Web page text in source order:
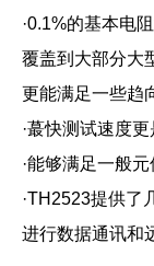
·0.1%的基本电
覆盖到大部分大
更能满足一些趋
·蕞快测试速度
·能够满足一般
·TH2523提供了
进行数据通讯和